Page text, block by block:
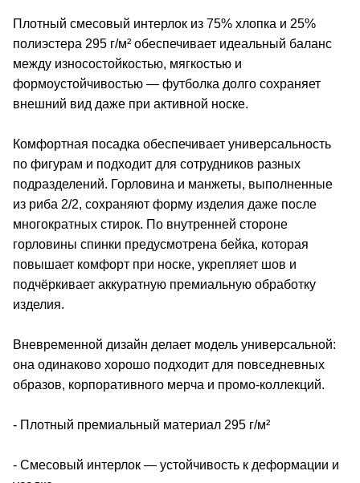
Плотный смесовый интерлок из 75% хлопка и 25%
полиэстера 295 г/м² обеспечивает идеальный баланс
между износостойкостью, мягкостью и
формоустойчивостью — футболка долго сохраняет
внешний вид даже при активной носке.
Комфортная посадка обеспечивает универсальность
по фигурам и подходит для сотрудников разных
подразделений. Горловина и манжеты, выполненные
из риба 2/2, сохраняют форму изделия даже после
многократных стирок. По внутренней стороне
горловины спинки предусмотрена бейка, которая
повышает комфорт при носке, укрепляет шов и
подчёркивает аккуратную премиальную обработку
изделия.
Вневременной дизайн делает модель универсальной:
она одинаково хорошо подходит для повседневных
образов, корпоративного мерча и промо-коллекций.
- Плотный премиальный материал 295 г/м²
- Смесовый интерлок — устойчивость к деформации и